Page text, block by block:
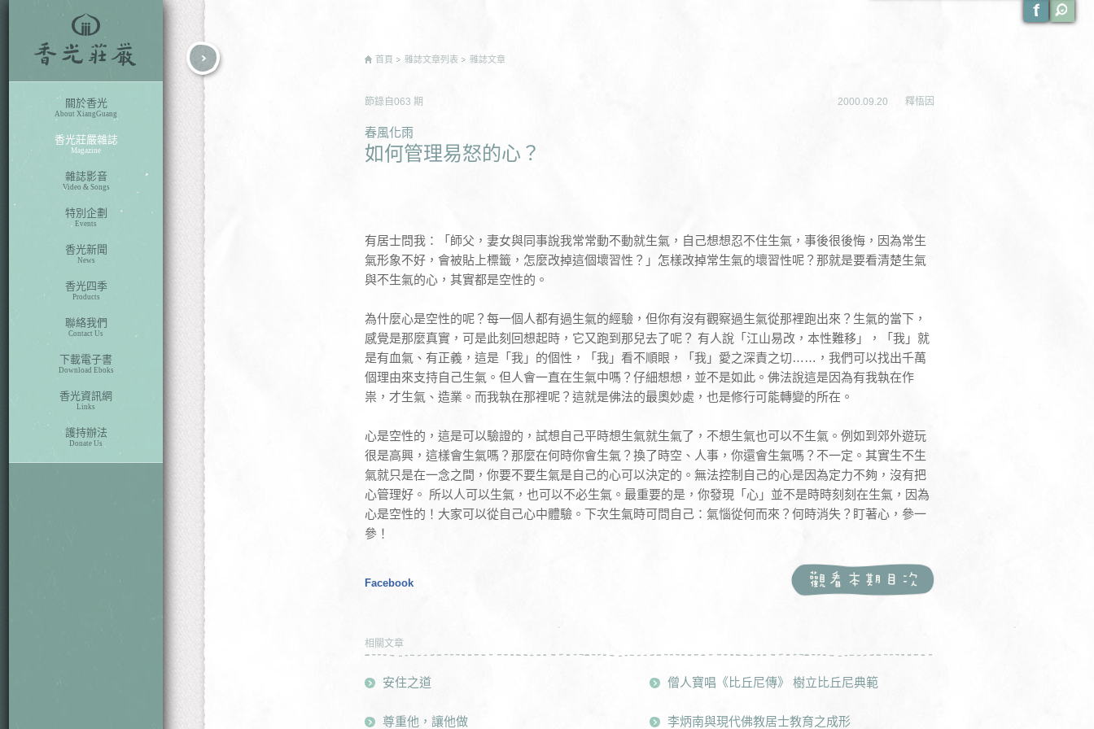
關於香光
About XiangGuang
香光莊嚴雜誌
Magazine
雜誌影音
Video & Songs
特別企劃
Events
香光新聞
News
香光四季
Products
聯絡我們
Contact Us
下載電子書
Download Eboks
香光資訊網
Links
護持辦法
Donate Us
首頁 雜誌文章列表 雜誌文章
節錄自 063 期 2000.09.20 釋悟因
春風化雨
如何管理易怒的心？
有居士問我：「師父，妻女與同事說我常常動不動就生氣，自己想想忍不住生氣，事後很後悔，因為常生
氣形象不好，會被貼上標籤，怎麼改掉這個壞習性？」怎樣改掉常生氣的壞習性呢？那就是要看清楚生氣
與不生氣的心，其實都是空性的。
為什麼心是空性的呢？每一個人都有過生氣的經驗，但你有沒有觀察過生氣從那裡跑出來？生氣的當下，
感覺是那麼真實，可是此刻回想起時，它又跑到那兒去了呢？ 有人說「江山易改，本性難移」，「我」就
是有血氣、有正義，這是「我」的個性，「我」看不順眼，「我」愛之深責之切……，我們可以找出千萬
個理由來支持自己生氣。但人會一直在生氣中嗎？仔細想想，並不是如此。佛法說這是因為有我執在作
祟，才生氣、造業。而我執在那裡呢？這就是佛法的最奧妙處，也是修行可能轉變的所在。
心是空性的，這是可以驗證的，試想自己平時想生氣就生氣了，不想生氣也可以不生氣。例如到郊外遊玩
很是高興，這樣會生氣嗎？那麼在何時你會生氣？換了時空、人事，你還會生氣嗎？不一定。其實生不生
氣就只是在一念之間，你要不要生氣是自己的心可以決定的。無法控制自己的心是因為定力不夠，沒有把
心管理好。 所以人可以生氣，也可以不必生氣。最重要的是，你發現「心」並不是時時刻刻在生氣，因為
心是空性的！大家可以從自己心中體驗。下次生氣時可問自己：氣惱從何而來？何時消失？盯著心，參一
參！
Facebook
相關文章
安住之道
尊重他，讓他做
僧人寶唱《比丘尼傳》 樹立比丘尼典範
李炳南與現代佛教居士教育之成形